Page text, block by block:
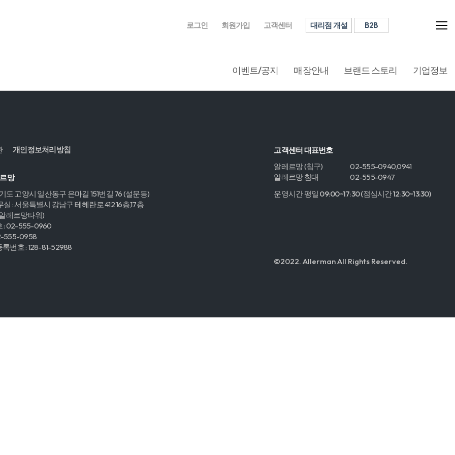
로그인 회원가입 고객센터 대리점 개설 B2B
이벤트/공지 매장안내 브랜드 스토리 기업정보
개인정보처리방침
망
도 고양시 일산동구 은마길 151번길 76 (설문동)
실 : 서울특별시 강남구 테헤란로 412 16층,17층
레르망타워)
: 02-555-0960
555-0958
번호 : 128-81-52988
고객센터 대표번호
알레르망 (침구)
02-555-0940,0941
알레르망 침대
02-555-0947
운영시간 평일 09:00~17:30 (점심시간 12:30~13:30)
©2022. Allerman All Rights Reserved.